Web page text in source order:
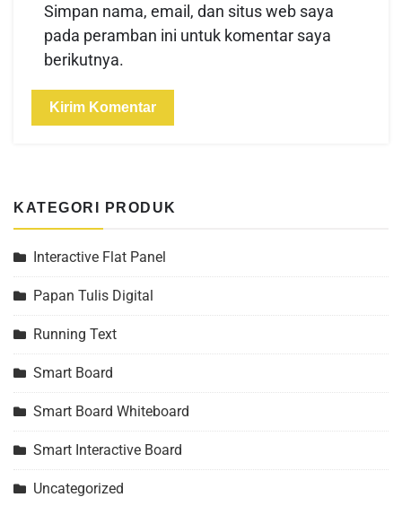
Simpan nama, email, dan situs web saya
pada peramban ini untuk komentar saya
berikutnya.
KATEGORI PRODUK
Interactive Flat Panel
Papan Tulis Digital
Running Text
Smart Board
Smart Board Whiteboard
Smart Interactive Board
Uncategorized